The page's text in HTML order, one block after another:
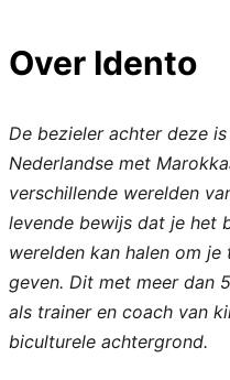
Over Idento
De bezieler achter deze
Nederlandse met
verschillende werelden
levende bewijs dat je het
werelden kan halen om
geven. Dit met meer dan
als trainer en coach van
biculturele achtergrond.